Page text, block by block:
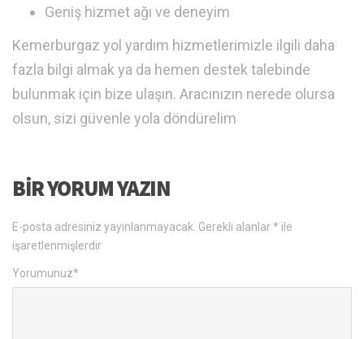
Geniş hizmet ağı ve deneyim
Kemerburgaz yol yardım hizmetlerimizle ilgili daha
fazla bilgi almak ya da hemen destek talebinde
bulunmak için bize ulaşın. Aracınızın nerede olursa
olsun, sizi güvenle yola döndürelim
BIR YORUM YAZIN
E-posta adresiniz yayınlanmayacak. Gerekli alanlar* ile
işaretlenmişlerdir
Yorumunuz*